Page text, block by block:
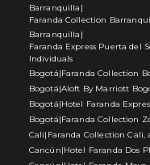
Barranquilla |
Faranda Collection
Barranquilla |
Faranda Express Puerta del
Individuals
Bogotá|Faranda Collection
Bogotá|Aloft By Marriott
Bogotá|Hotel Faranda
Bogotá|Faranda Collection
Cali| Faranda Collection
Cancún|Hotel Faranda Dos